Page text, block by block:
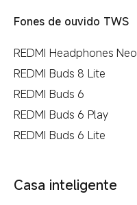
Fones de ouvido TWS
REDMI Headphones Neo
REDMI Buds 8 Lite
REDMI Buds 6
REDMI Buds 6 Play
REDMI Buds 6 Lite
Casa inteligente